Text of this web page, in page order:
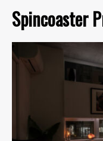
Spincoaster